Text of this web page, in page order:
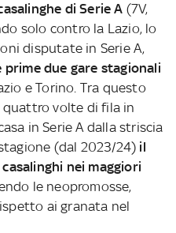
di Serie A (7V,
solo contro la Lazio, lo
disputate in Serie A,
due gare stagionali
e Torino. Tra questo
quattro volte di fila in
in Serie A dalla striscia
(dal 2023/24) il
nei maggiori
le neopromosse,
ai granata nel